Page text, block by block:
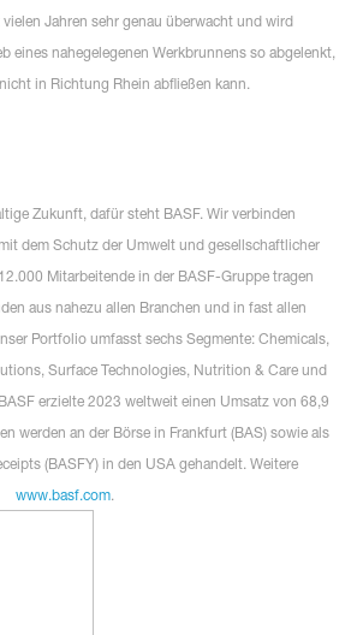
Jahren sehr genau überwacht und wird
eines nahegelegenen Werkbrunnens so abgelenkt,
in Richtung Rhein abfließen kann.
Zukunft, dafür steht BASF. Wir verbinden
dem Schutz der Umwelt und gesellschaftlicher
Mitarbeitende in der BASF-Gruppe tragen
aus nahezu allen Branchen und in fast allen
Portfolio umfasst sechs Segmente: Chemicals,
Surface Technologies, Nutrition & Care und
erzielte 2023 weltweit einen Umsatz von 68,9
werden an der Börse in Frankfurt (BAS) sowie als
(BASFY) in den USA gehandelt. Weitere
www.basf.com.